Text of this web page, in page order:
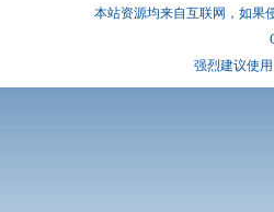
本站资源均来自互联网，如果
强烈建议使